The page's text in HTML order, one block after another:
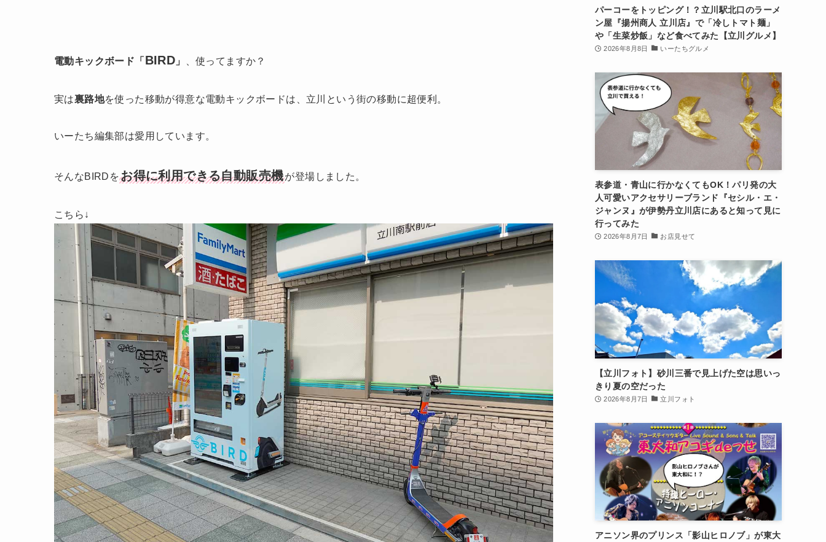
電動キックボード「 BIRD 」 、使ってますか？
実は裏路地を使った移動が得意な電動キックボードは、立川という街の移動に超便利。
いーたち編集部は愛用しています。
そんなBIRDをお得に利用できる自動販売機が登場しました。
こちら↓
パーコーをトッピング！？立川駅北口のラーメ
ン屋『揚州商人 立川店』で「冷しトマト麺」
や「生菜炒飯」など食べてみた【立川グルメ】
2026年8月8日 いーたちグルメ
表参道・青山に行かなくてもOK！パリ発の大
人可愛いアクセサリーブランド『セシル・エ・
ジャンヌ』が伊勢丹立川店にあると知って見に
行ってみた
2026年8月7日 お店見せて
【立川フォト】砂川三番で見上げた空は思いっ
きり夏の空だった
2026年8月7日 立川フォト
アニソン界のプリンス「影山ヒロノブ」が東大